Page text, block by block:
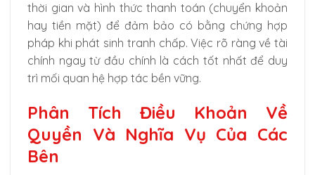
thời gian và hình thức thanh toán (chuyển khoản
hay tiền mặt) để đảm bảo có bằng chứng hợp
pháp khi phát sinh tranh chấp. Việc rõ ràng về tài
chính ngay từ đầu chính là cách tốt nhất để duy
trì mối quan hệ hợp tác bền vững.
Phân Tích Điều Khoản Về
Quyền Và Nghĩa Vụ Của Các
Bên